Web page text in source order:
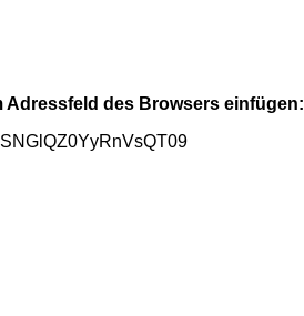
Adressfeld des Browsers einfügen: